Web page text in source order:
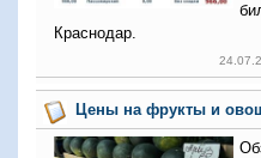
Краснодар.
Цены на фрукты и